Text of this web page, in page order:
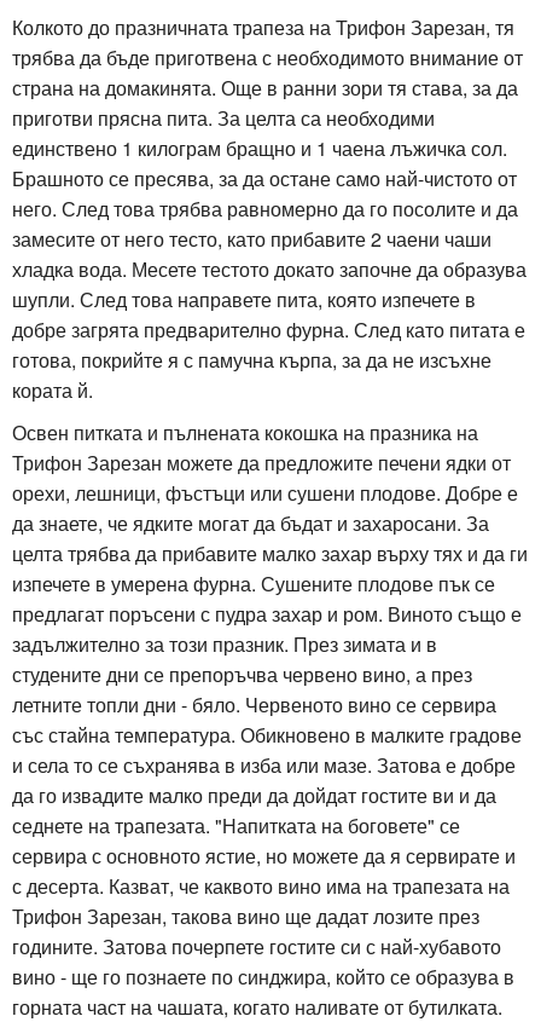
Колкото до празничната трапеза на Трифон Зарезан, тя
трябва да бъде приготвена с необходимото внимание от
страна на домакинята. Още в ранни зори тя става, за да
приготви прясна пита. За целта са необходими
единствено 1 килограм бращно и 1 чаена лъжичка сол.
Брашното се пресява, за да остане само най-чистото от
него. След това трябва равномерно да го посолите и да
замесите от него тесто, като прибавите 2 чаени чаши
хладка вода. Месете тестото докато започне да образува
шупли. След това направете пита, която изпечете в
добре загрята предварително фурна. След като питата е
готова, покрийте я с памучна кърпа, за да не изсъхне
кората й.
Освен питката и пълнената кокошка на празника на
Трифон Зарезан можете да предложите печени ядки от
орехи, лешници, фъстъци или сушени плодове. Добре е
да знаете, че ядките могат да бъдат и захаросани. За
целта трябва да прибавите малко захар върху тях и да ги
изпечете в умерена фурна. Сушените плодове пък се
предлагат поръсени с пудра захар и ром. Виното също е
задължително за този празник. През зимата и в
студените дни се препоръчва червено вино, а през
летните топли дни - бяло. Червеното вино се сервира
със стайна температура. Обикновено в малките градове
и села то се съхранява в изба или мазе. Затова е добре
да го извадите малко преди да дойдат гостите ви и да
седнете на трапезата. "Напитката на боговете" се
сервира с основното ястие, но можете да я сервирате и
с десерта. Казват, че каквото вино има на трапезата на
Трифон Зарезан, такова вино ще дадат лозите през
годините. Затова почерпете гостите си с най-хубавото
вино - ще го познаете по синджира, който се образува в
горната част на чашата, когато наливате от бутилката.